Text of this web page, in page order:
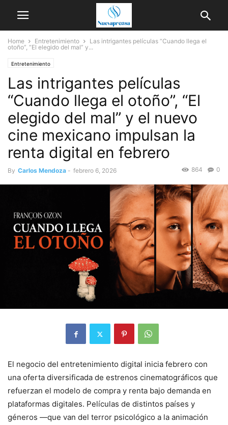
Home Entretenimiento
Las intrigantes películas “Cuando llega el
otoño”, “El elegido del mal” y...
Entretenimiento
Las intrigantes películas
“Cuando llega el otoño”, “El
elegido del mal” y el nuevo
cine mexicano impulsan la
renta digital en febrero
By Carlos Mendoza - febrero 6, 2026 0
864
El negocio del entretenimiento digital inicia febrero con
una oferta diversificada de estrenos cinematográficos que
refuerzan el modelo de compra y renta bajo demanda en
plataformas digitales. Películas de distintos países y
géneros —que van del terror psicológico a la animación